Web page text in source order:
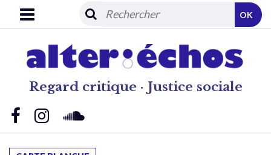
Regard critique · Justice sociale
OK